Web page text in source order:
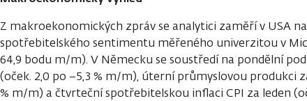
Z makroekonomických zpráv se analytici zaměří v USA
spotřebitelského sentimentu měřeného univerzitou v
64,9 bodu m/m). V Německu se soustředí na pondělní
(oček. 2,0 po −5,3 % m/m), úterní průmyslovou produkci
% m/m) a čtvrteční spotřebitelskou inflaci CPI za leden